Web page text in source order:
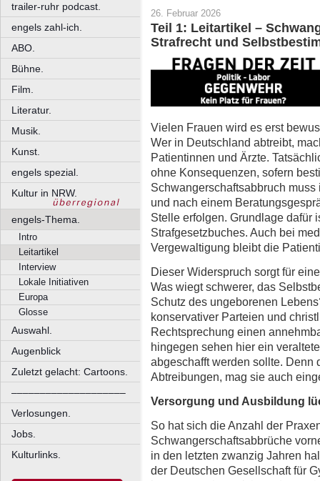
trailer-ruhr podcast.
engels zahl-ich.
ABO.
Bühne.
Film.
Literatur.
Musik.
Kunst.
engels spezial.
Kultur in NRW.
engels-Thema.
Intro
Leitartikel
Interview
Lokale Initiativen
Europa
Glosse
Auswahl.
Augenblick
Zuletzt gelacht: Cartoons.
––––––––––––––––––––
Verlosungen.
Jobs.
Kulturlinks.
26. Februar 2026
Teil 1: Leitartikel –
Strafrecht und
Vielen Frauen wird es erst
Wer in Deutschland abtreibt,
Patientinnen und Ärzte.
ohne Konsequenzen, sofern
Schwangerschaftsabbruch
und nach einem
Stelle erfolgen. Grundlage dafür
Strafgesetzbuches. Auch bei
Vergewaltigung bleibt die
Dieser Widerspruch sorgt für
Was wiegt schwerer, das
Schutz des ungeborenen
konservativer Parteien und
Rechtsprechung einen
hingegen sehen hier ein
abgeschafft werden sollte. Denn
Abtreibungen, mag sie auch
Versorgung und Ausbildung
So hat sich die Anzahl der
Schwangerschaftsabbrüche
in den letzten zwanzig Jahren
der Deutschen Gesellschaft für